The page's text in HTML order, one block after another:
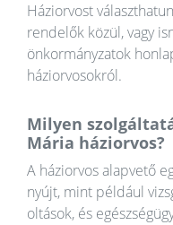
Háziorvost
rendelők közül, vagy
önkormányzatok
háziorvosokról.
Milyen
Mária háziorvos?
A háziorvos alapvető
nyújt, mint például
oltások, és